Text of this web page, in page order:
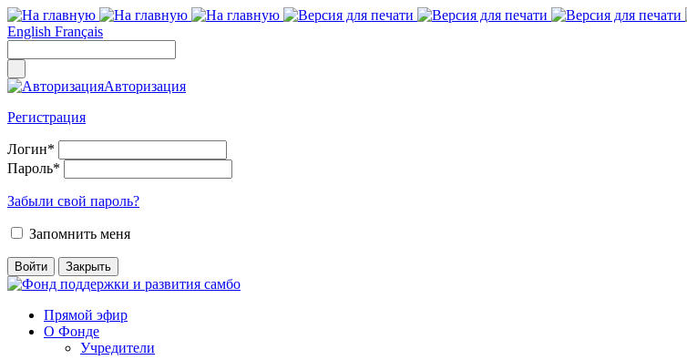
English Français
Авторизация
Регистрация
Логин*
Пароль*
Забыли свой пароль?
Запомнить меня
Прямой эфир
О Фонде
Учредители